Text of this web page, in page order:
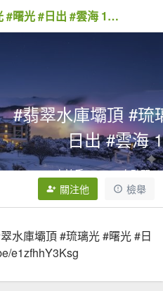
#翡翠水庫壩頂 #琉璃光 #曙光 #日出 #雲海 10/13
#翡翠水庫壩頂 #琉
日出 #雲海
0次拍手 7,808次點閱
關注他 檢舉
水庫壩頂 #琉璃光 #曙光 #日
e1zfhhY3Ksg